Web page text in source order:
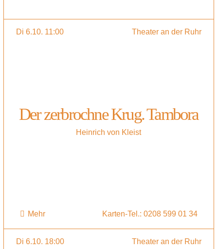
Di 6.10. 11:00 Theater an der Ruhr
Der zerbrochne Krug. Tambora
Heinrich von Kleist
Mehr Karten-Tel.: 0208 599 01 34
Di 6.10. 18:00 Theater an der Ruhr